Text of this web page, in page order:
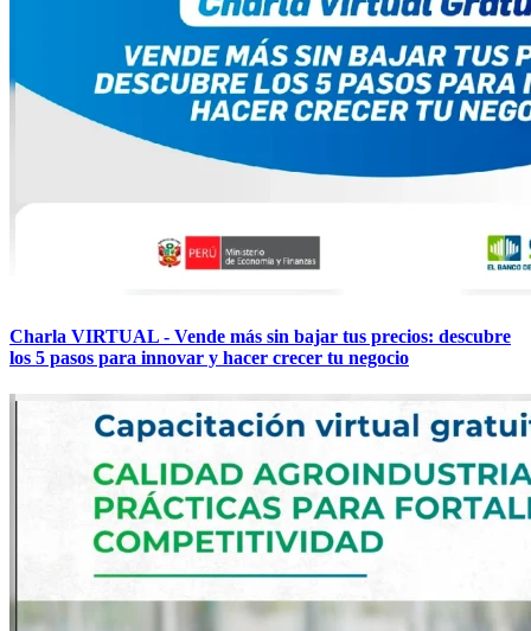
Charla VIRTUAL - Vende más sin bajar tus precios: descubre
los 5 pasos para innovar y hacer crecer tu negocio